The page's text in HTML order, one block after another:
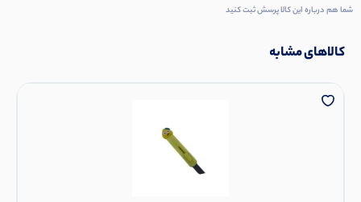
شما هم درباره این کالا پرسش ثبت کنید
کالاهای مشابه